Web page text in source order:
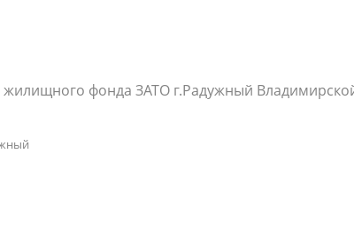
фонда ЗАТО г.Радужный